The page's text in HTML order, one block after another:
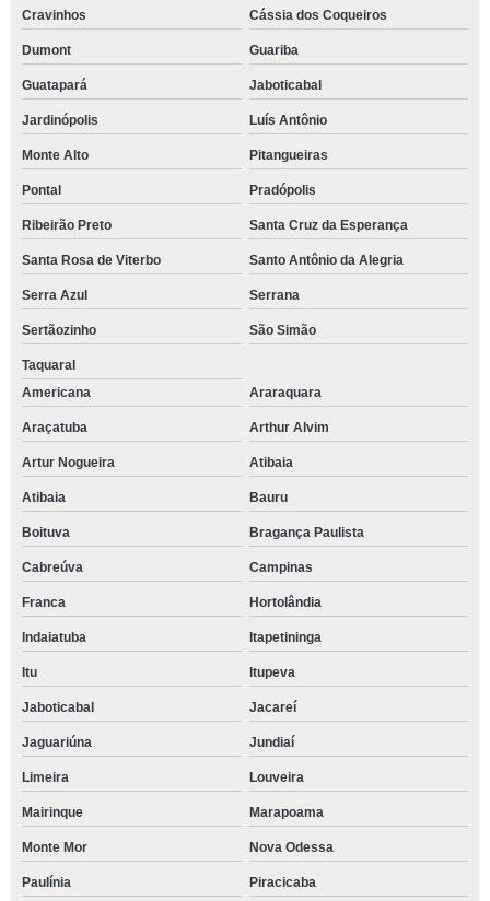
Cravinhos Cássia dos Coqueiros
Dumont Guariba
Guatapará Jaboticabal
Jardinópolis Luís Antônio
Monte Alto Pitangueiras
Pontal Pradópolis
Ribeirão Preto Santa Cruz da Esperança
Santa Rosa de Viterbo Santo Antônio da Alegria
Serra Azul Serrana
Sertãozinho São Simão
Taquaral
Americana
Araraquara
Araçatuba Arthur Alvim
Artur Nogueira Atibaia
Atibaia Bauru
Boituva Bragança Paulista
Cabreúva Campinas
Franca Hortolândia
Indaiatuba Itapetininga
Itu Itupeva
Jaboticabal Jacareí
Jaguariúna Jundiaí
Limeira Louveira
Mairinque Marapoama
Monte Mor Nova Odessa
Paulínia Piracicaba